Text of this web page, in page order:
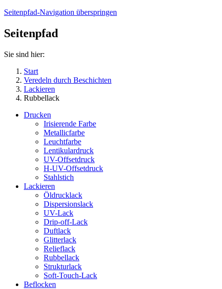
Seitenpfad-Navigation überspringen
Seitenpfad
Sie sind hier:
Start
Veredeln durch Beschichten
Lackieren
Rubbellack
Drucken
Irisierende Farbe
Metallicfarbe
Leuchtfarbe
Lentikulardruck
UV-Offsetdruck
H-UV-Offsetdruck
Stahlstich
Lackieren
Öldrucklack
Dispersionslack
UV-Lack
Drip-off-Lack
Duftlack
Glitterlack
Relieflack
Rubbellack
Strukturlack
Soft-Touch-Lack
Beflocken